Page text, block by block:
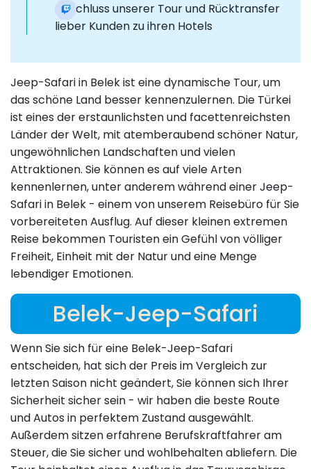
Abschluss unserer Tour und Rücktransfer
lieber Kunden zu ihren Hotels
Jeep-Safari in Belek ist eine dynamische Tour, um
das schöne Land besser kennenzulernen. Die Türkei
ist eines der erstaunlichsten und facettenreichsten
Länder der Welt, mit atemberaubend schöner Natur,
ungewöhnlichen Landschaften und vielen
Attraktionen. Sie können es auf viele Arten
kennenlernen, unter anderem während einer Jeep-
Safari in Belek - einem von unserem Reisebüro für Sie
vorbereiteten Ausflug. Auf dieser kleinen extremen
Reise bekommen Touristen ein Gefühl von völliger
Freiheit, Einheit mit der Natur und eine Menge
lebendiger Emotionen.
Belek-Jeep-Safari
Wenn Sie sich für eine Belek-Jeep-Safari
entscheiden, hat sich der Preis im Vergleich zur
letzten Saison nicht geändert, Sie können sich Ihrer
Sicherheit sicher sein - wir haben die beste Route
und Autos in perfektem Zustand ausgewählt.
Außerdem sitzen erfahrene Berufskraftfahrer am
Steuer, die Sie sicher und wohlbehalten abliefern. Die